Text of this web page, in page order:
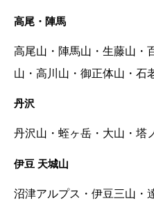
高尾・陣馬
高尾山・陣馬山・生藤山・
山・高川山・御正体山・石
丹沢
丹沢山・蛭ヶ岳・大山・塔
伊豆 天城山
沼津アルプス・伊豆三山・